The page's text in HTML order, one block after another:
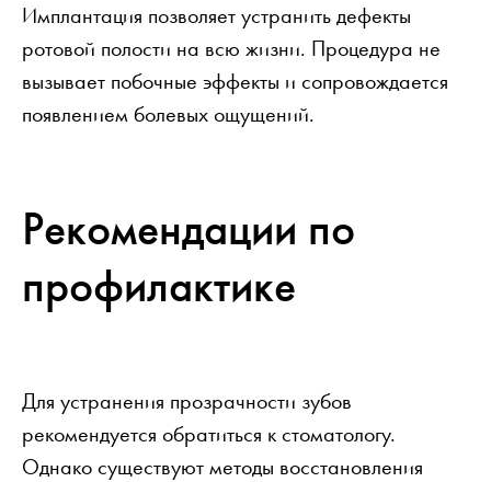
Имплантация позволяет устранить дефекты
ротовой полости на всю жизни. Процедура не
вызывает побочные эффекты и сопровождается
появлением болевых ощущений.
Рекомендации по
профилактике
Для устранения прозрачности зубов
рекомендуется обратиться к стоматологу.
Однако существуют методы восстановления